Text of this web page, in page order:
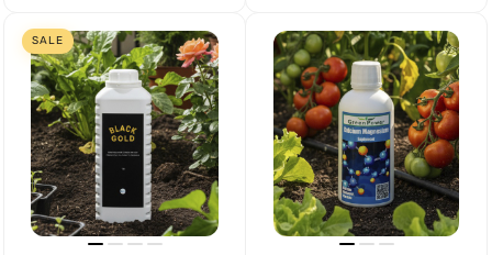
SALE